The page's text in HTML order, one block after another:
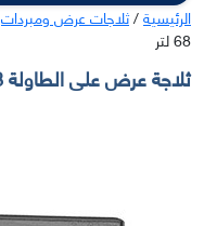
الرئيسية/ثلاجات عرض ومبردات
68 لتر
ثلاجة عرض على الطاولة 68 لتر